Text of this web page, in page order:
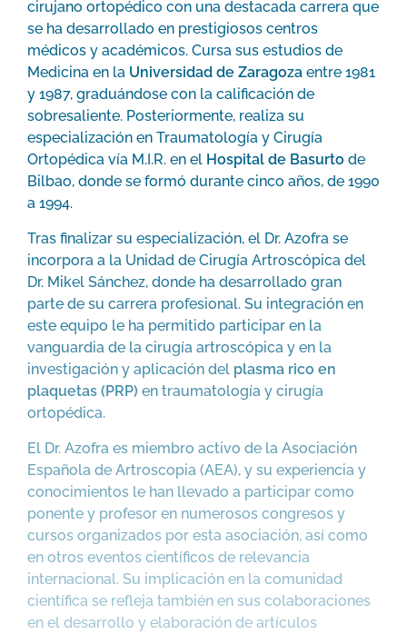
cirujano ortopédico con una destacada carrera que
se ha desarrollado en prestigiosos centros
médicos y académicos. Cursa sus estudios de
Medicina en la Universidad de Zaragoza entre 1981
y 1987, graduándose con la calificación de
sobresaliente. Posteriormente, realiza su
especialización en Traumatología y Cirugía
Ortopédica vía M.I.R. en el Hospital de Basurto de
Bilbao, donde se formó durante cinco años, de 1990
a 1994.
Tras finalizar su especialización, el Dr. Azofra se
incorpora a la Unidad de Cirugía Artroscópica del
Dr. Mikel Sánchez, donde ha desarrollado gran
parte de su carrera profesional. Su integración en
este equipo le ha permitido participar en la
vanguardia de la cirugía artroscópica y en la
investigación y aplicación del plasma rico en
plaquetas (PRP) en traumatología y cirugía
ortopédica.
El Dr. Azofra es miembro activo de la Asociación
Española de Artroscopia (AEA), y su experiencia y
conocimientos le han llevado a participar como
ponente y profesor en numerosos congresos y
cursos organizados por esta asociación, así como
en otros eventos científicos de relevancia
internacional. Su implicación en la comunidad
científica se refleja también en sus colaboraciones
en el desarrollo y elaboración de artículos